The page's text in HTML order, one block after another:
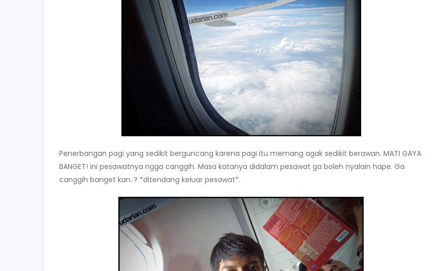
Penerbangan pagi yang sedikit berguncang karena pagi itu memang agak sedikit berawan. MATI GAYA
BANGET! ini pesawatnya ngga canggih. Masa katanya didalam pesawat ga boleh nyalain hape. Ga
canggih banget kan..? *ditendang keluar pesawat*.